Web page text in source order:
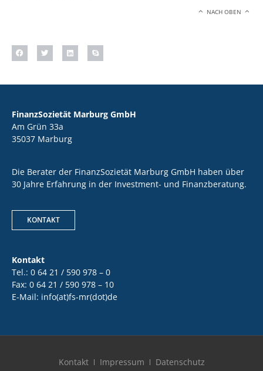
NACH OBEN
FinanzSozietät Marburg GmbH
Am Grün 33a
35037 Marburg
Die Berater der FinanzSozietät Marburg GmbH haben über
30 Jahre Erfahrung in der Investment- und Finanzberatung.
KONTAKT
Kontakt
Tel.: 0 64 21 / 590 978 – 0
Fax: 0 64 21 / 590 978 – 10
E-Mail: info(at)fs-mr(dot)de
Kontakt Impressum Datenschutz